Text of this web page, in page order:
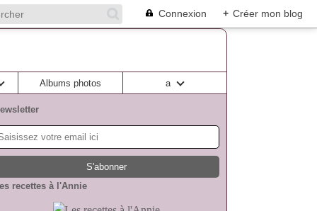
Connexion + Créer mon blog
Albums photos a
recettes à l'Annie